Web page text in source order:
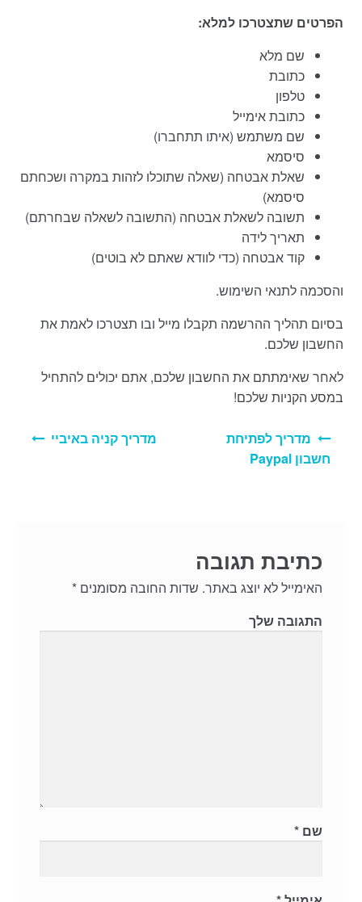
הפרטים שתצטרכו למלא:
שם מלא
כתובת
טלפון
כתובת אימייל
שם משתמש (איתו תתחברו)
סיסמא
שאלת אבטחה (שאלה שתוכלו לזהות במקרה ושכחתם
סיסמא)
תשובה לשאלת אבטחה (התשובה לשאלה שבחרתם)
תאריך לידה
קוד אבטחה (כדי לוודא שאתם לא בוטים)
והסכמה לתנאי השימוש.
בסיום תהליך ההרשמה תקבלו מייל ובו תצטרכו לאמת את
החשבון שלכם.
לאחר שאימתתם את החשבון שלכם, אתם יכולים להתחיל
במסע הקניות שלכם!
מדריך לפתיחת
חשבון Paypal
מדריך קניה באיביי
כתיבת תגובה
האימייל לא יוצג באתר. שדות החובה מסומנים *
התגובה שלך
שם *